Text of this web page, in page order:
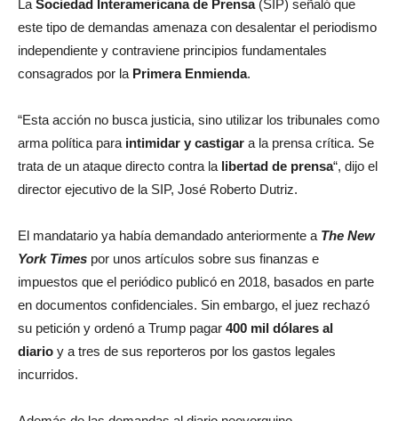
LaSociedad Interamericana de Prensa(SIP) señaló que
este tipo de demandas amenaza con desalentar el periodismo
independiente y contraviene principios fundamentales
consagrados por la Primera Enmienda.
“Esta acción no busca justicia, sino utilizar los tribunales como
arma política para intimidar y castigar a la prensa crítica. Se
trata de un ataque directo contra la libertad de prensa“, dijo el
director ejecutivo de la SIP, José Roberto Dutriz.
El mandatario ya había demandado anteriormente a The New
York Times por unos artículos sobre sus finanzas e
impuestos que el periódico publicó en 2018, basados en parte
en documentos confidenciales. Sin embargo, el juez rechazó
su petición y ordenó a Trump pagar 400 mil dólares al
diario y a tres de sus reporteros por los gastos legales
incurridos.